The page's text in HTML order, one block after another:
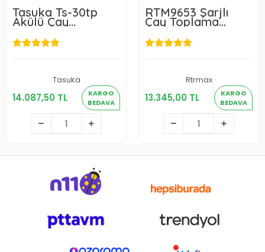
Tasuka Ts-30tp
Akülü Çay
Toplama Makinesi
Tasuka
14.087,50 TL
KARGO
BEDAVA
14.087,50 TL
Sepete Ekle
RTM9653 Şarjlı
Çay Toplama
Makinesi
Rtrmax
13.345,00 TL
KARGO
BEDAVA
13.345,00 TL
Sepete Ekle